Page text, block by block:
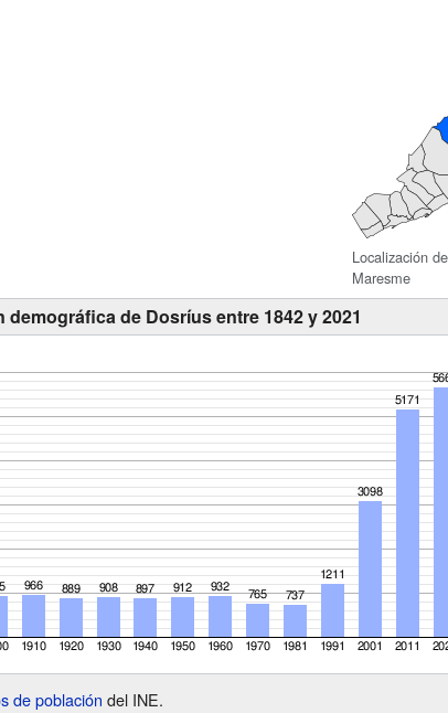
Localización
Maresme
de Dosríus entre 1842 y 2021
de población del INE.